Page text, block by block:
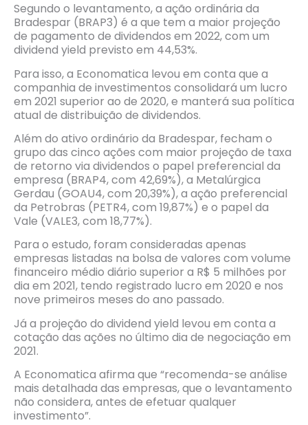
Segundo o levantamento, a ação ordinária da
Bradespar (BRAP3) é a que tem a maior projeção
de pagamento de dividendos em 2022, com um
dividend yield previsto em 44,53%.
Para isso, a Economatica levou em conta que a
companhia de investimentos consolidará um lucro
em 2021 superior ao de 2020, e manterá sua política
atual de distribuição de dividendos.
Além do ativo ordinário da Bradespar, fecham o
grupo das cinco ações com maior projeção de taxa
de retorno via dividendos o papel preferencial da
empresa (BRAP4, com 42,69%), a Metalúrgica
Gerdau (GOAU4, com 20,39%), a ação preferencial
da Petrobras (PETR4, com 19,87%) e o papel da
Vale (VALE3, com 18,77%).
Para o estudo, foram consideradas apenas
empresas listadas na bolsa de valores com volume
financeiro médio diário superior a R$ 5 milhões por
dia em 2021, tendo registrado lucro em 2020 e nos
nove primeiros meses do ano passado.
Já a projeção do dividend yield levou em conta a
cotação das ações no último dia de negociação em
2021.
A Economatica afirma que “recomenda-se análise
mais detalhada das empresas, que o levantamento
não considera, antes de efetuar qualquer
investimento”.